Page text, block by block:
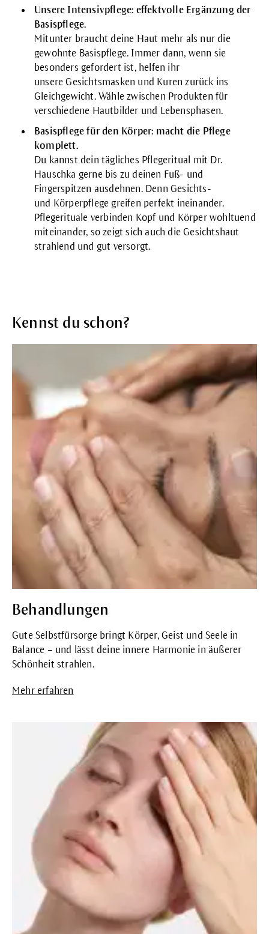
Unsere Intensivpflege: effektvolle Ergänzung der
Basispflege.
Mitunter braucht deine Haut mehr als nur die
gewohnte Basispflege. Immer dann, wenn sie
besonders gefordert ist, helfen ihr
unsereGesichtsmasken und Kurenzurück ins
Gleichgewicht. Wähle zwischen Produkten für
verschiedene Hautbilder und Lebensphasen.
Basispflege für den Körper: macht die Pflege
komplett.
Du kannst dein tägliches Pflegeritual mit Dr.
Hauschka gerne bis zu deinen Fuß- und
Fingerspitzen ausdehnen. Denn Gesichts-
und Körperpflegegreifen perfekt ineinander.
Pflegerituale verbinden Kopf und Körper wohltuend
miteinander, so zeigt sich auch die Gesichtshaut
strahlend und gut versorgt.
Kennst du schon?
Behandlungen
Gute Selbstfürsorge bringt Körper, Geist und Seele in
Balance – und lässt deine innere Harmonie in äußerer
Schönheit strahlen.
Mehr erfahren